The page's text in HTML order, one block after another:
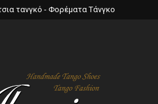
τανγκό - Φορέματα Τάνγκο